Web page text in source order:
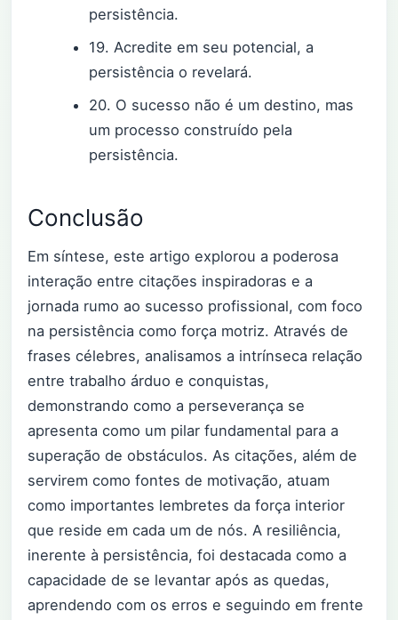
persistência.
19. Acredite em seu potencial, a
persistência o revelará.
20. O sucesso não é um destino, mas
um processo construído pela
persistência.
Conclusão
Em síntese, este artigo explorou a poderosa
interação entre citações inspiradoras e a
jornada rumo ao sucesso profissional, com foco
na persistência como força motriz. Através de
frases célebres, analisamos a intrínseca relação
entre trabalho árduo e conquistas,
demonstrando como a perseverança se
apresenta como um pilar fundamental para a
superação de obstáculos. As citações, além de
servirem como fontes de motivação, atuam
como importantes lembretes da força interior
que reside em cada um de nós. A resiliência,
inerente à persistência, foi destacada como a
capacidade de se levantar após as quedas,
aprendendo com os erros e seguindo em frente